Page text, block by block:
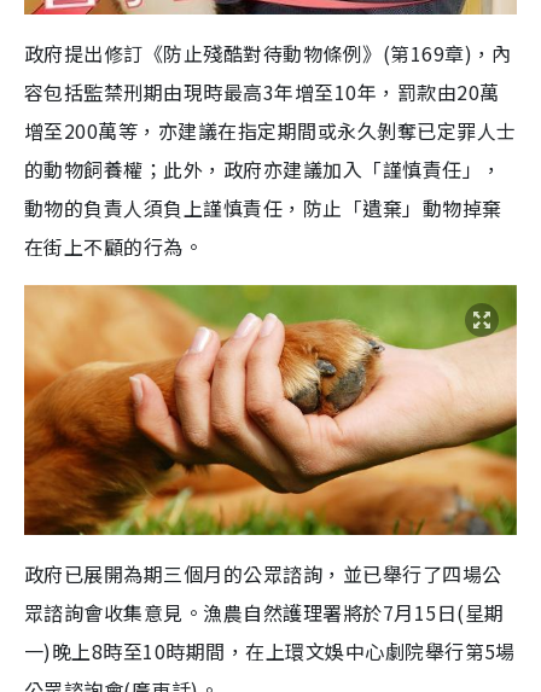
政府提出修訂《防止殘酷對待動物條例》(第169章)，內
容包括監禁刑期由現時最高3年增至10年，罰款由20萬
增至200萬等，亦建議在指定期間或永久剝奪已定罪人士
的動物飼養權；此外，政府亦建議加入「謹慎責任」，
動物的負責人須負上謹慎責任，防止「遺棄」動物掉棄
在街上不顧的行為。
政府已展開為期三個月的公眾諮詢，並已舉行了四場公
眾諮詢會收集意見。漁農自然護理署將於7月15日(星期
一)晚上8時至10時期間，在上環文娛中心劇院舉行第5場